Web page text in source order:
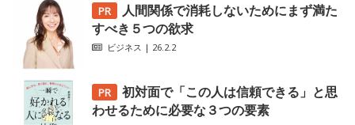
人間関係で消耗しないためにまず満た
すべき５つの欲求
ビジネス | 26.2.2
初対面で「この人は信頼できる」と思
わせるために必要な３つの要素